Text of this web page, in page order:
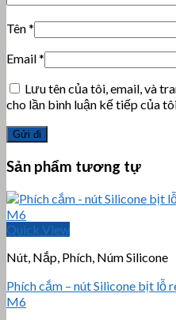
Tên*
Email*
Lưu tên của tôi, email, và
cho lần bình luận kế tiếp của
Sản phẩm tương tự
Quick View
Nút, Nắp, Phích, Núm Silicone
Phích cắm – nút Silicone bịt lỗ
M6